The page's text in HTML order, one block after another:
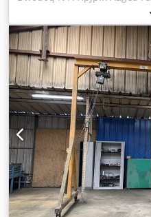
Swingarm Carbon
besturing KRC2ed05
Besturingssysteem WinXP
bedieningspaneel
m Speciale constructie met
koolstofvezel. Hierdoor kan
Oorspronkelijk was dit een
22726